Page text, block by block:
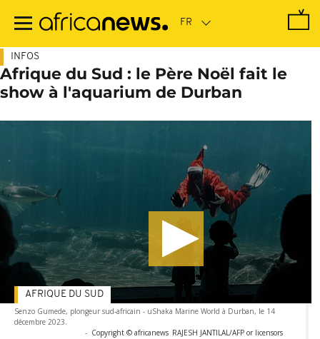
contenu
INFOS
Afrique du Sud : le Père Noël fait le
show à l'aquarium de Durban
Senzo Gumede, plongeur sud-africain - uShaka Marine World à Durban, le 14
décembre 2023.
- Copyright © africanews RAJESH JANTILAL/AFP or licensors
AFRIQUE DU SUD